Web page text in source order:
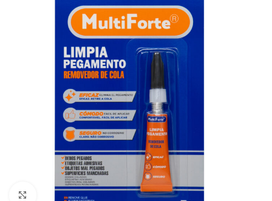
Haga clic para ampliar